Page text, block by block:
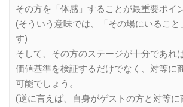
その方を「体感」することが最重要ポイ
(そういう意味では、「その場にいるこ
す)
そして、その方のステージが十分であれ
価値基準を検証するだけでなく、対等に
可能でしょう。
(逆に言えば、自身がゲストの方と対等